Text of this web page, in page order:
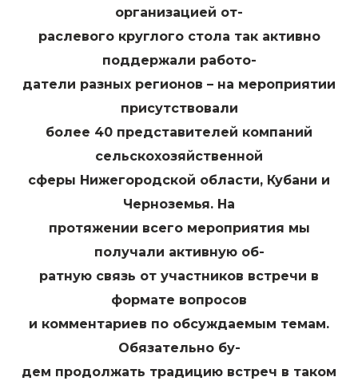
организацией от-
раслевого круглого стола так активно
поддержали работо-
датели разных регионов – на мероприятии
присутствовали
более 40 представителей компаний
сельскохозяйственной
сферы Нижегородской области, Кубани и
Черноземья. На
протяжении всего мероприятия мы
получали активную об-
ратную связь от участников встречи в
формате вопросов
и комментариев по обсуждаемым темам.
Обязательно бу-
дем продолжать традицию встреч в таком